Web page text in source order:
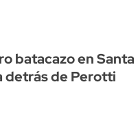
batacazo en Santa
detrás de Perotti